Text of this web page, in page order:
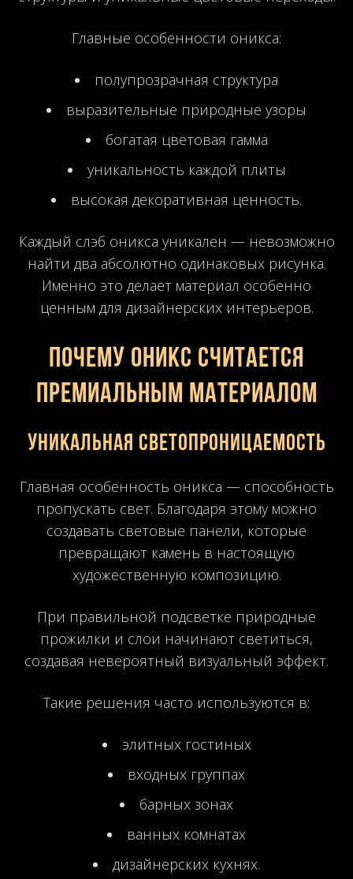
Главные особенности оникса:
полупрозрачная структура
выразительные природные узоры
богатая цветовая гамма
уникальность каждой плиты
высокая декоративная ценность.
Каждый слэб оникса уникален — невозможно
найти два абсолютно одинаковых рисунка.
Именно это делает материал особенно
ценным для дизайнерских интерьеров.
Почему оникс считается
премиальным материалом
Уникальная светопроницаемость
Главная особенность оникса — способность
пропускать свет. Благодаря этому можно
создавать световые панели, которые
превращают камень в настоящую
художественную композицию.
При правильной подсветке природные
прожилки и слои начинают светиться,
создавая невероятный визуальный эффект.
Такие решения часто используются в:
элитных гостиных
входных группах
барных зонах
ванных комнатах
дизайнерских кухнях.